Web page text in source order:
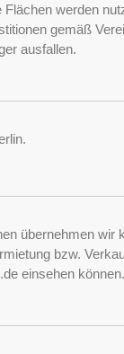
werden
gemäß
ausfallen.
übernehmen wir
bzw.
einsehen können.